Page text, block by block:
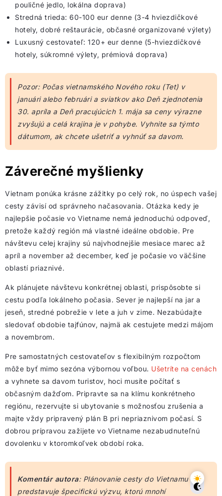
pouličné jedlo, lokálna doprava)
Stredná trieda: 60-100 eur denne (3-4 hviezdičkové
hotely, dobré reštaurácie, občasné organizované výlety)
Luxusný cestovateľ: 120+ eur denne (5-hviezdičkové
hotely, súkromné výlety, prémiová doprava)
Pozor: Počas vietnamského Nového roku (Tet) v
januári alebo februári a sviatkov ako Deň zjednotenia
30. apríla a Deň pracujúcich 1. mája sa ceny výrazne
zvyšujú a celá krajina je v pohybe. Vyhnite sa týmto
dátumom, ak chcete ušetriť a vyhnúť sa davom.
Záverečné myšlienky
Vietnam ponúka krásne zážitky po celý rok, no úspech vašej
cesty závisí od správneho načasovania. Otázka kedy je
najlepšie počasie vo Vietname nemá jednoduchú odpoveď,
pretože každý región má vlastné ideálne obdobie. Pre
návštevu celej krajiny sú najvhodnejšie mesiace marec až
apríl a november až december, keď je počasie vo väčšine
oblastí priaznivé.
Ak plánujete návštevu konkrétnej oblasti, prispôsobte si
cestu podľa lokálneho počasia. Sever je najlepší na jar a
jeseň, stredné pobrežie v lete a juh v zime. Nezabúdajte
sledovať obdobie tajfúnov, najmä ak cestujete medzi májom
a novembrom.
Pre samostatných cestovateľov s flexibilným rozpočtom
môže byť mimo sezóna výbornou voľbou. Ušetríte na cenách
a vyhnete sa davom turistov, hoci musíte počítať s
občasným dažďom. Pripravte sa na klímu konkrétneho
regiónu, rezervujte si ubytovanie s možnosťou zrušenia a
majte vždy pripravený plán B pri nepriaznivom počasí. S
dobrou prípravou zažijete vo Vietname nezabudnuteľnú
dovolenku v ktoromkoľvek období roka.
Komentár autora: Plánovanie cesty do Vietnamu
predstavuje špecifickú výzvu, ktorú mnohí